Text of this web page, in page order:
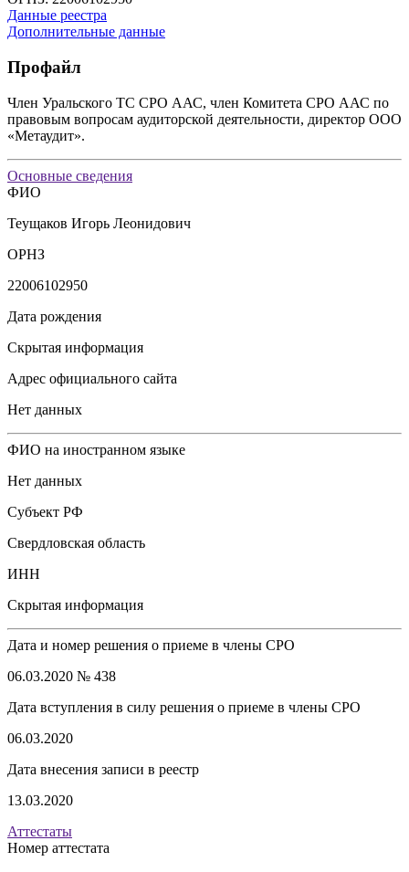
Данные реестра
Дополнительные данные
Профайл
Член Уральского ТС СРО ААС, член Комитета СРО ААС по
правовым вопросам аудиторской деятельности, директор ООО
«Метаудит».
Основные сведения
ФИО
Теущаков Игорь Леонидович
ОРНЗ
22006102950
Дата рождения
Скрытая информация
Адрес официального сайта
Нет данных
ФИО на иностранном языке
Нет данных
Субъект РФ
Свердловская область
ИНН
Скрытая информация
Дата и номер решения о приеме в члены СРО
06.03.2020 № 438
Дата вступления в силу решения о приеме в члены СРО
06.03.2020
Дата внесения записи в реестр
13.03.2020
Аттестаты
Номер аттестата